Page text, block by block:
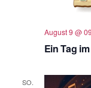
Ein Tag
August 9 @
SO.